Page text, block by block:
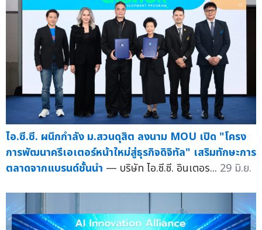
ไอ.ซี.ซี. ผนึกกำลัง ม.สวนดุสิต ลงนาม MOU เปิด "โครง
การพัฒนาครีเอเตอร์หน้าใหม่สู่ธุรกิจดิจิทัล" เสริมทักษะการ
ตลาดจากแบรนด์ชั้นนำ — บริษัท ไอ.ซี.ซี. อินเตอร... 29 มิ.ย.